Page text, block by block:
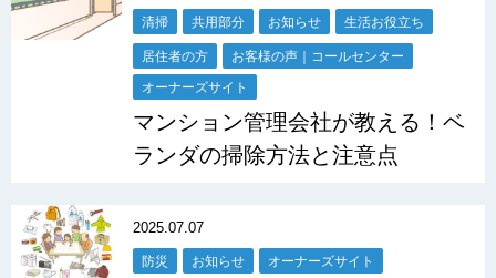
清掃 共用部分 お知らせ 生活お役立ち
居住者の方 お客様の声｜コールセンター
オーナーズサイト
マンション管理会社が教える！ベ
ランダの掃除方法と注意点
2025.07.07
防災 お知らせ オーナーズサイト